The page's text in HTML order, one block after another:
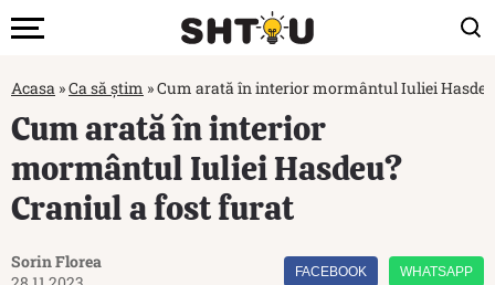
Acasa »Ca să știm »Cum arată în interior mormântul Iuliei
Cum arată în interior
mormântul Iuliei Hasdeu?
Craniul a fost furat
Sorin Florea
FACEBOOK WHATSAPP